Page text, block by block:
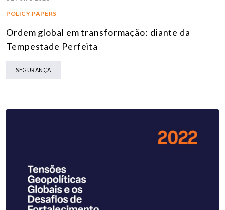
POLICY PAPERS
Ordem global em transformação: diante da
Tempestade Perfeita
SEGURANÇA